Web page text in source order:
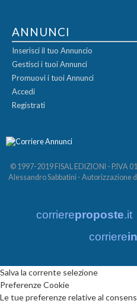
ANNUNCI
Inserisci il tuo Annuncio
Gestisci i tuoi Annunci
Promuovi i tuoi Annunci
Accedi
Registrati
© 1997-2019 FISAL EDIZIONI - P.IVA
Alessandro Sabbatini - Autorizzazione
corriereproposte.it
corriere
Salva la corrente selezione
Preferenze Cookie
Le tue preferenze relative al